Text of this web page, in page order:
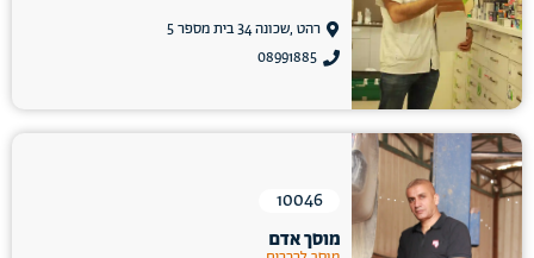
רהט ,שכונה 34 בית מספר 5
08991885
10046
מוסך אדם